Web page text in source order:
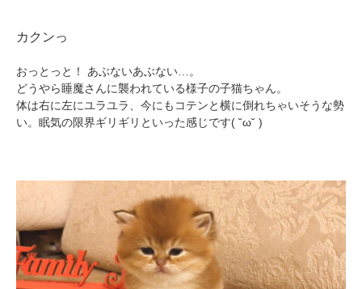
カクンっ
おっとっと！ あぶないあぶない…。
どうやら睡魔さんに襲われている様子の子猫ちゃん。
体は右に左にユラユラ、今にもコテンと横に倒れちゃいそうな勢
い。眠気の限界ギリギリといった感じです( ˘ω˘ )